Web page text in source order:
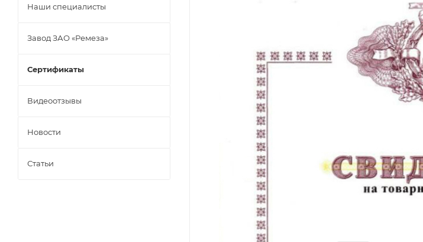
Наши специалисты
Завод ЗАО «Ремеза»
Сертификаты
Видеоотзывы
Новости
Статьи